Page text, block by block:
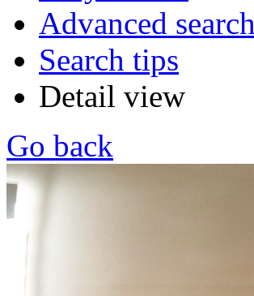
Advanced search
Search tips
Detail view
Go back